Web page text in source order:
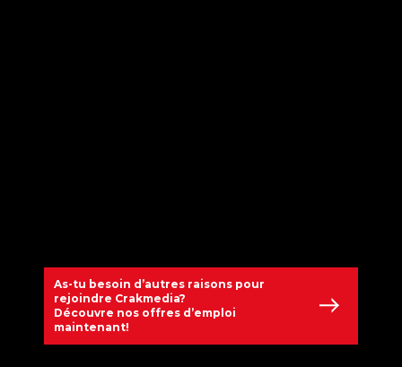
As-tu besoin d’autres raisons pour
rejoindre Crakmedia?
Découvre nos offres d’emploi
maintenant!